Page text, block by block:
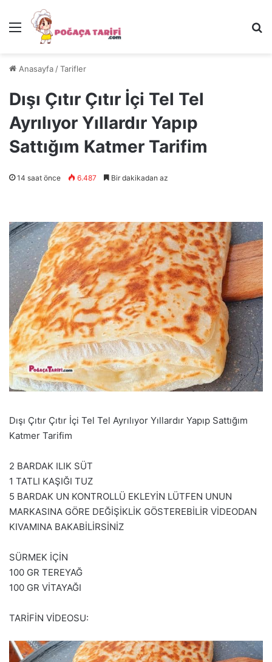
Menü
Anasayfa /Tarifler
Dışı Çıtır Çıtır İçi Tel Tel
Ayrılıyor Yıllardır Yapıp
Sattığım Katmer Tarifim
14 saat önce 6.487 Bir dakikadan az
Dışı Çıtır Çıtır İçi Tel Tel Ayrılıyor Yıllardır Yapıp Sattığım
Katmer Tarifim
2 BARDAK ILIK SÜT
1 TATLI KAŞIĞI TUZ
5 BARDAK UN KONTROLLÜ EKLEYİN LÜTFEN UNUN
MARKASINA GÖRE DEĞİŞİKLİK GÖSTEREBİLİR VİDEODAN
KIVAMINA BAKABİLİRSİNİZ
SÜRMEK İÇİN
100 GR TEREYAĞ
100 GR VİTAYAĞI
TARİFİN VİDEOSU: